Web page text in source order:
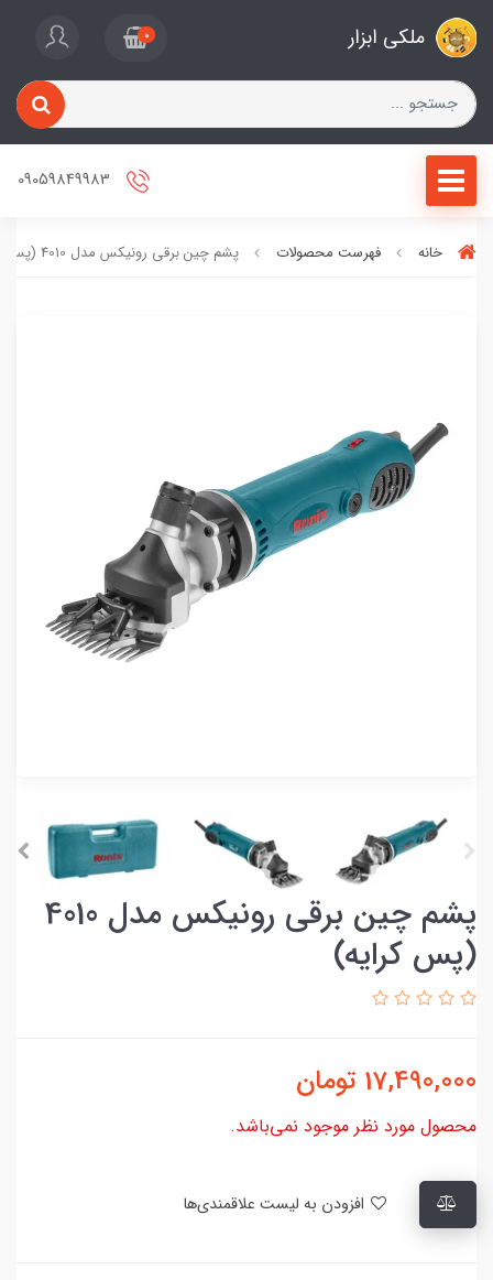
ملکی ابزار 0
خانه فهرست محصولات پشم چین برقی رونیکس مدل 4010 (پس کرایه)
پشم چین برقی رونیکس مدل 4010
(پس کرایه)
17,490,000 تومان
محصول مورد نظر موجود نمی‌باشد.